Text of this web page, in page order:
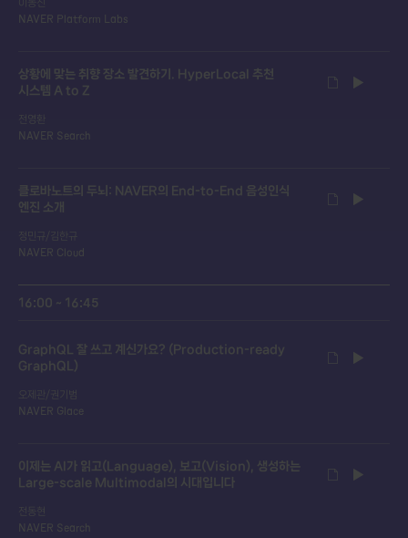
이동진
NAVER Platform Labs
상황에 맞는 취향 장소 발견하기. HyperLocal 추천
시스템 A to Z
전영환
NAVER Search
클로바노트의 두뇌: NAVER의 End-to-End 음성인식
엔진 소개
정민규/김한규
NAVER Cloud
16:00 ~ 16:45
GraphQL 잘 쓰고 계신가요? (Production-ready
GraphQL)
오제관/권기범
NAVER Glace
이제는 AI가 읽고(Language), 보고(Vision), 생성하는
Large-scale Multimodal의 시대입니다
전동현
NAVER Search